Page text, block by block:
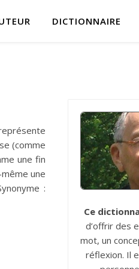
DICTIONNAIRE
(comme
une fin
une
:
Ce
d’offrir des
mot, un
réflexion. Il